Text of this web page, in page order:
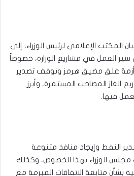
المكتب الإعلامي لرئيس الوزراء، إلى
سير العمل في مشاريع الوزارة، خصوصاً
أزمة غلق مضيق هرمز وتوقف تصدير
الغاز المصاحب المستمرة، وأبرز
فيها.
النفط وإيجاد منافذ متنوعة
مجلس الوزراء بهذا الخصوص، وكذلك
بشأن متابعة الاتفاقات المبرمة مع